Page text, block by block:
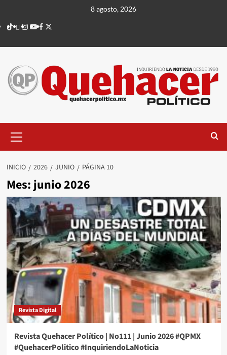
contenido
8 agosto, 2026
TikTok
threads
Instagram
Youtube
Facebook
X
principal
INICIO 2026 JUNIO PÁGINA 10
Mes:junio 2026
Revista Digital
Revista Quehacer Político | No111 | Junio 2026 #QPMX
#QuehacerPolitico #InquiriendoLaNoticia